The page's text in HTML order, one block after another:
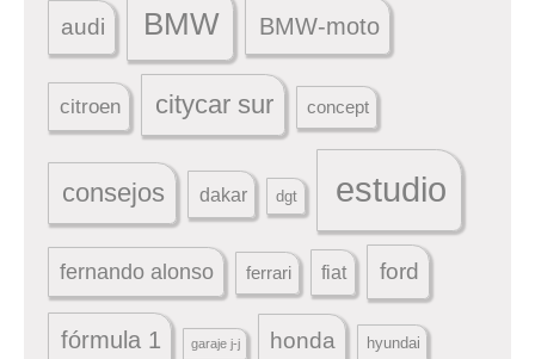
audi BMW BMW-moto
citroen citycar sur concept
consejos dakar dgt estudio
fernando alonso ferrari fiat ford
fórmula 1 garaje j-j honda hyundai